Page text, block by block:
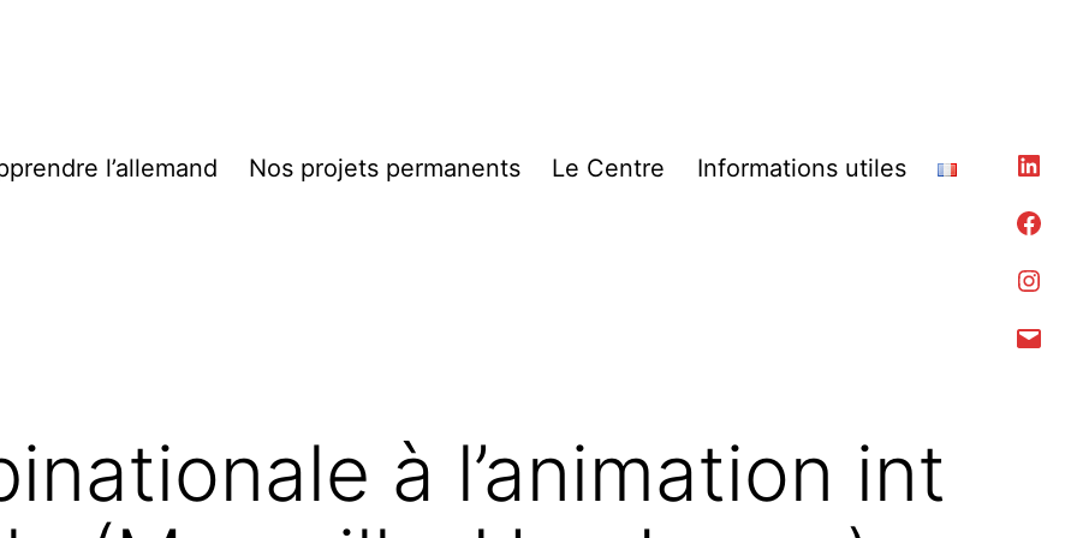
l’allemand Nos projets permanents Le Centre Informations utiles
à l’animation int